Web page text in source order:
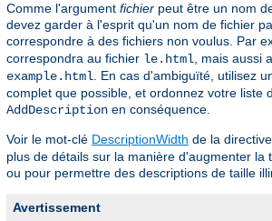
Comme l'argument fichier peut être un nom
devez garder à l'esprit qu'un nom de fichier
correspondre à des fichiers non voulus. Par
correspondra au fichier le.html , mais aussi
example.html . En cas d'ambiguïté, utilisez
complet que possible, et ordonnez votre liste
AddDescription en conséquence.
Voir le mot-clé DescriptionWidth de la directive
plus de détails sur la manière d'augmenter la
ou pour permettre des descriptions de taille
Avertissement